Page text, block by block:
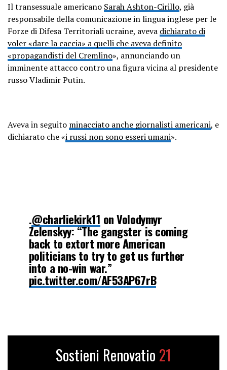
Il transessuale americano Sarah Ashton-Cirillo, già
responsabile della comunicazione in lingua inglese per le
Forze di Difesa Territoriali ucraine, aveva dichiarato di
voler «dare la caccia» a quelli che aveva definito
«propagandisti del Cremlino», annunciando un
imminente attacco contro una figura vicina al presidente
russo Vladimir Putin.
Aveva in seguito minacciato anche giornalisti americani, e
dichiarato che «i russi non sono esseri umani».
.@charliekirk11 on Volodymyr
Zelenskyy: “The gangster is coming
back to extort more American
politicians to try to get us further
into a no-win war.”
pic.twitter.com/AF53AP67rB
Sostieni Renovatio 21